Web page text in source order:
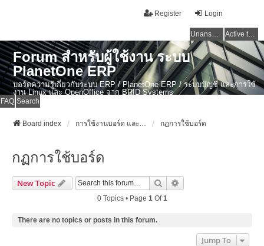
Login
Register
Unanswered topics Active topics
Forum สำหรับผู้ใช้งาน ระบบ
PlanetOne ERP
บอร์ดความรู้เกี่ยวกับระบบ ERP / PlanetOne ERP / ระบบบัญชี และการใช้
งาน Linux และ OpenOffice จาก BRID Systems
FAQ Search
Board index การใช้งานบอร์ด และข่าวสาร ERP ไทย / PlanetOne ERP / งานบัญชี / Linux กฏการใช้บอร์ด
กฏการใช้บอร์ด
New Topic Search
0 Topics • Page 1Of1
There are no topics or posts in this forum.
Jump To